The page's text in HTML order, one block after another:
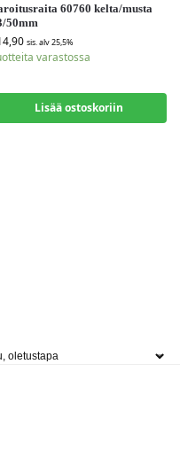
60760 kelta/musta
50mm
sis. alv 25,5%
varastossa
Lisää ostoskoriin